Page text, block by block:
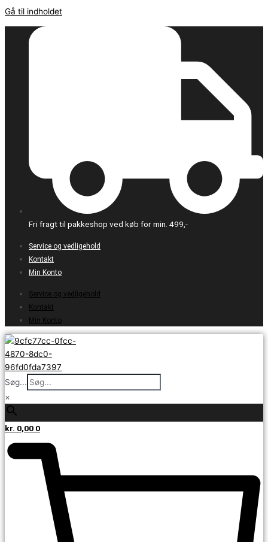
Gå til indholdet
Fri fragt til pakkeshop ved køb for min. 499,-
Service og vedligehold
Kontakt
Min Konto
Service og vedligehold
Kontakt
Min Konto
Søg...
×
kr. 0,00 0